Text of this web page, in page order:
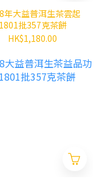
年大益普洱生茶雲起
1801批357克茶餅
HK$1,180.00